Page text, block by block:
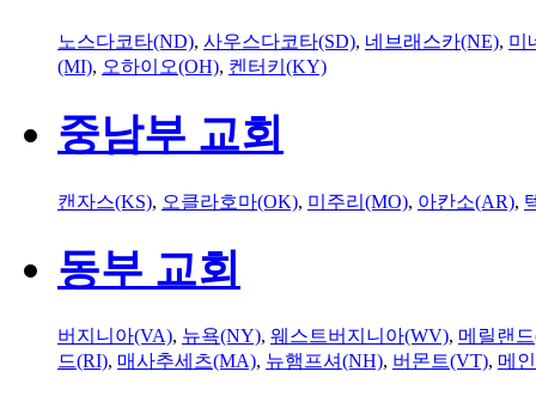
노스다코타(ND), 사우스다코타(SD), 네브래스카(NE), 미
(MI), 오하이오(OH), 켄터키(KY)
중남부 교회
캔자스(KS), 오클라호마(OK), 미주리(MO), 아칸소(AR),
동부 교회
버지니아(VA), 뉴욕(NY), 웨스트버지니아(WV), 메릴랜
드(RI), 매사추세츠(MA), 뉴햄프셔(NH), 버몬트(VT), 메